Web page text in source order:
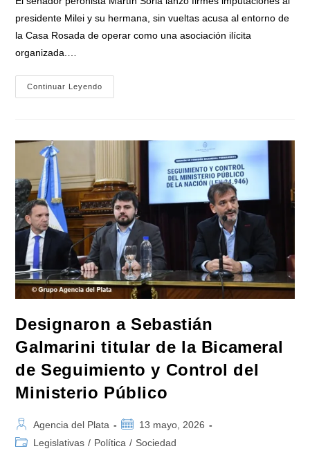
presidente Milei y su hermana, sin vueltas acusa al entorno de
la Casa Rosada de operar como una asociación ilícita
organizada.…
Continuar Leyendo
Soria:
De
Adorni,
Reidel;
Todos
Pasaron
Por
Balcarce
50»
Designaron a Sebastián
Galmarini titular de la Bicameral
de Seguimiento y Control del
Ministerio Público
Autor
de
Agencia del Plata
Publicación
de
13 mayo, 2026
Categoría
Legislativas / Política / Sociedad